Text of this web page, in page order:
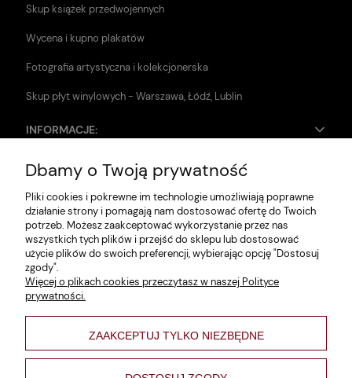
Skup książek przedwojennych
Wycena i kupno plakatów
Fotografia artystyczna i kolekcjonerska
Skup płyt winylowych - Warszawa, Łódź, Lublin
INFORMACJE:
Zwroty i reklamacje
Dane firmy
Jak szukać?
Polityka prywatności
Regulamin
Poltyka cookies
varsaviana
Dbamy o Twoją prywatność
Pliki cookies i pokrewne im technologie umożliwiają poprawne
działanie strony i pomagają nam dostosować ofertę do Twoich
potrzeb. Możesz zaakceptować wykorzystanie przez nas
wszystkich tych plików i przejść do sklepu lub dostosować
użycie plików do swoich preferencji, wybierając opcję "Dostosuj
zgody".
Więcej o plikach cookies przeczytasz w naszej Polityce
prywatności.
ZAAKCEPTUJ TYLKO NIEZBĘDNE